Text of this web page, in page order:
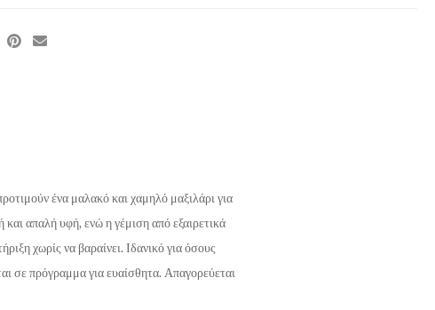
ένα μαλακό και χαμηλό μαξιλάρι για
απαλή υφή, ενώ η γέμιση από εξαιρετικά
χωρίς να βαραίνει. Ιδανικό για όσους
σε πρόγραμμα για ευαίσθητα. Απαγορεύεται